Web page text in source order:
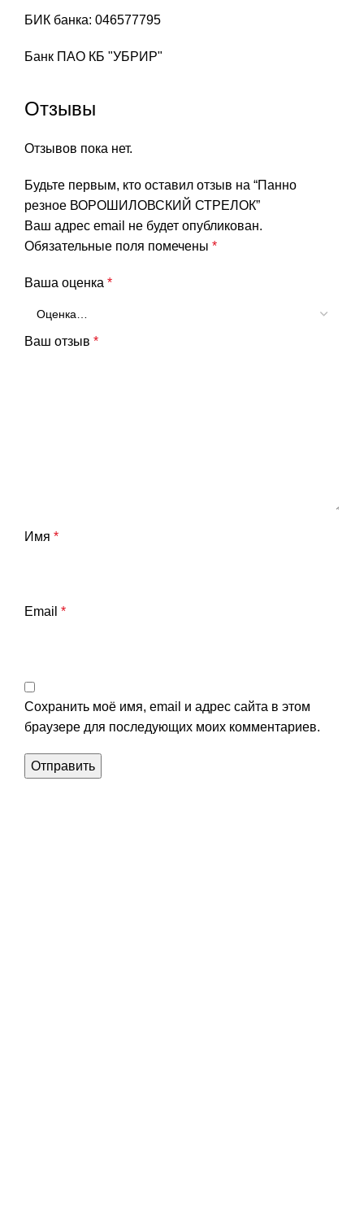
БИК банка: 046577795
Банк ПАО КБ "УБРИР"
Отзывы
Отзывов пока нет.
Будьте первым, кто оставил отзыв на “Панно
резное ВОРОШИЛОВСКИЙ СТРЕЛОК”
Ваш адрес email не будет опубликован.
Обязательные поля помечены *
Ваша оценка *
Ваш отзыв *
Имя *
Email *
Сохранить моё имя, email и адрес сайта в этом
браузере для последующих моих комментариев.